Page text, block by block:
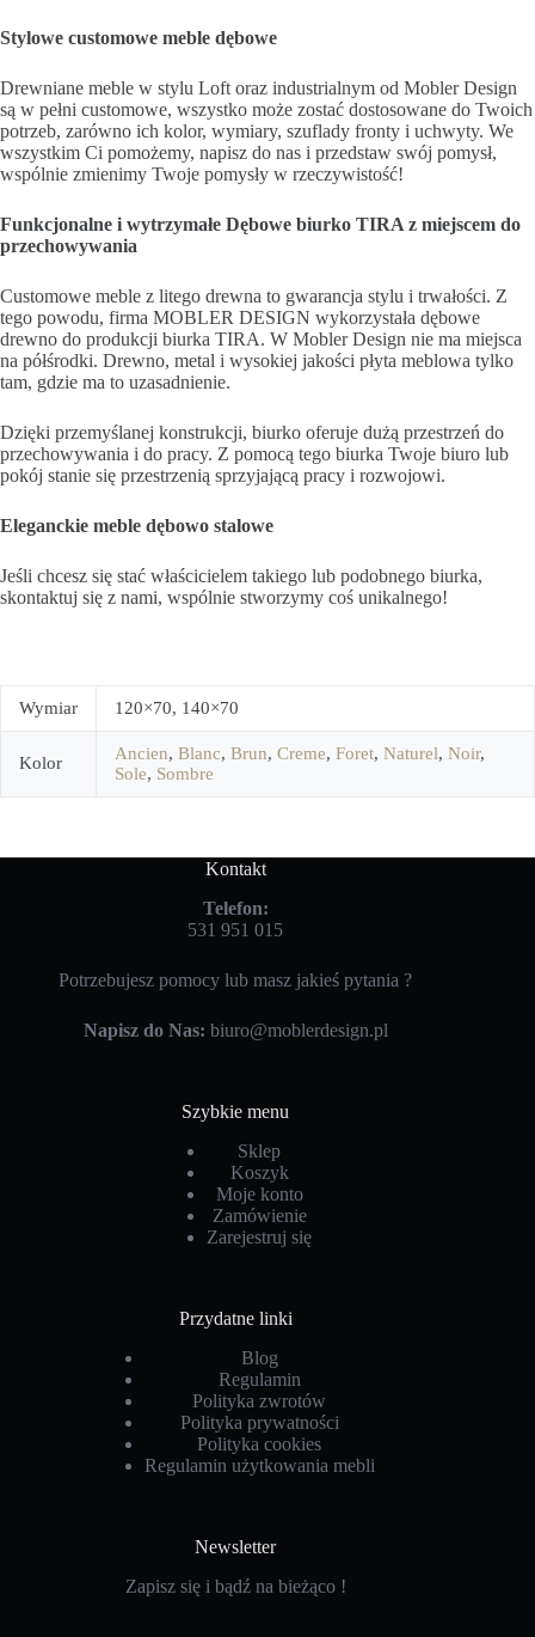
Stylowe customowe meble dębowe
Drewniane meble w stylu Loft oraz industrialnym od Mobler Design
są w pełni customowe, wszystko może zostać dostosowane do Twoich
potrzeb, zarówno ich kolor, wymiary, szuflady fronty i uchwyty. We
wszystkim Ci pomożemy, napisz do nas i przedstaw swój pomysł,
wspólnie zmienimy Twoje pomysły w rzeczywistość!
Funkcjonalne i wytrzymałe Dębowe biurko TIRA z miejscem do
przechowywania
Customowe meble z litego drewna to gwarancja stylu i trwałości. Z
tego powodu, firma MOBLER DESIGN wykorzystała dębowe
drewno do produkcji biurka TIRA. W Mobler Design nie ma miejsca
na półśrodki. Drewno, metal i wysokiej jakości płyta meblowa tylko
tam, gdzie ma to uzasadnienie.
Dzięki przemyślanej konstrukcji, biurko oferuje dużą przestrzeń do
przechowywania i do pracy. Z pomocą tego biurka Twoje biuro lub
pokój stanie się przestrzenią sprzyjającą pracy i rozwojowi.
Eleganckie meble dębowo stalowe
Jeśli chcesz się stać właścicielem takiego lub podobnego biurka,
skontaktuj się z nami, wspólnie stworzymy coś unikalnego!
Wymiar 120×70, 140×70
Kolor Ancien, Blanc, Brun, Creme, Foret, Naturel, Noir,
Sole, Sombre
Kontakt
Telefon:
531 951 015
Potrzebujesz pomocy lub masz jakieś pytania ?
Napisz do Nas: biuro@moblerdesign.pl
Szybkie menu
Sklep
Koszyk
Moje konto
Zamówienie
Zarejestruj się
Przydatne linki
Blog
Regulamin
Polityka zwrotów
Polityka prywatności
Polityka cookies
Regulamin użytkowania mebli
Newsletter
Zapisz się i bądź na bieżąco !